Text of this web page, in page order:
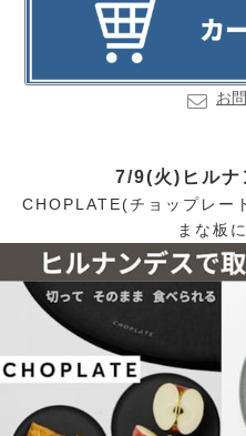
お
7/9(火)ヒルナ
CHOPLATE(チョップレー
まな板